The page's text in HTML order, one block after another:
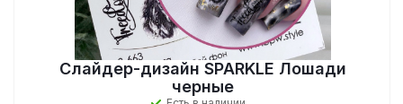
Слайдер-дизайн SPARKLE Лошади
черные